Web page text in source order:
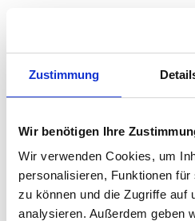
Zustimmung
Wir benötigen Ihre
Wir verwenden Cookies, um
personalisieren, Funktionen
zu können und die Zugriffe auf
analysieren. Außerdem geben
Quadratmeterpreise in
Wohnungstyp
Sonstige 3.145 €
Erdgeschosswohnung 3.141 €